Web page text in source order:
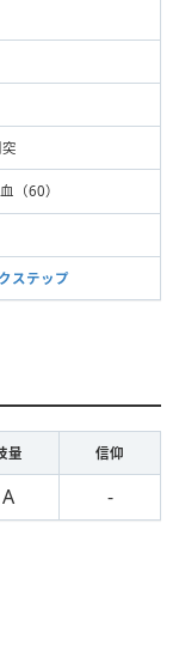
（60）
ステップ
量 信仰
A -